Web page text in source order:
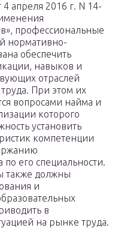
апреля 2016 г. N 14-
профессиональные
нормативно-
обеспечить
навыков и
отраслей
При этом их
вопросами найма и
которого
установить
компетенции
по его специальности.
также должны
и
в
на рынке труда.